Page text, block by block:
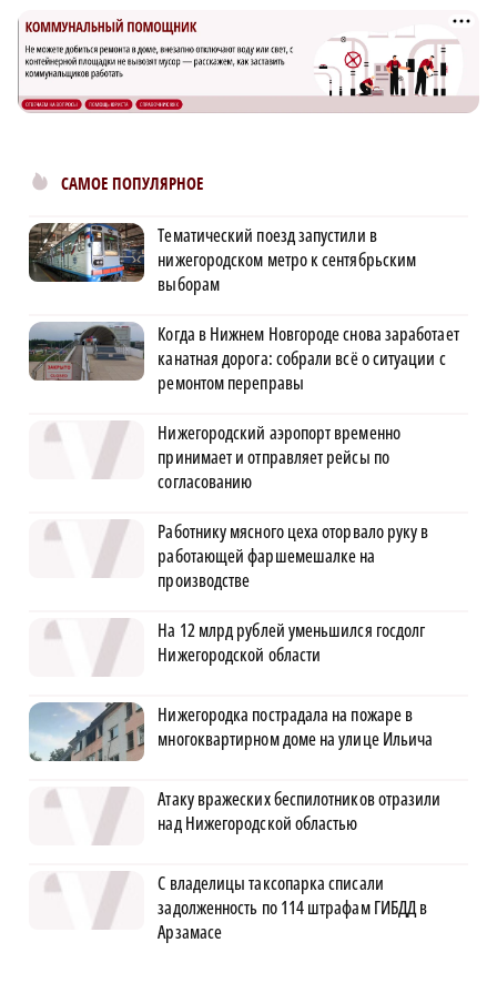
САМОЕ ПОПУЛЯРНОЕ
Тематический поезд запустили в
нижегородском метро к сентябрьским
выборам
Когда в Нижнем Новгороде снова заработает
канатная дорога: собрали всё о ситуации с
ремонтом переправы
Нижегородский аэропорт временно
принимает и отправляет рейсы по
согласованию
Работнику мясного цеха оторвало руку в
работающей фаршемешалке на
производстве
На 12 млрд рублей уменьшился госдолг
Нижегородской области
Нижегородка пострадала на пожаре в
многоквартирном доме на улице Ильича
Атаку вражеских беспилотников отразили
над Нижегородской областью
С владелицы таксопарка списали
задолженность по 114 штрафам ГИБДД в
Арзамасе